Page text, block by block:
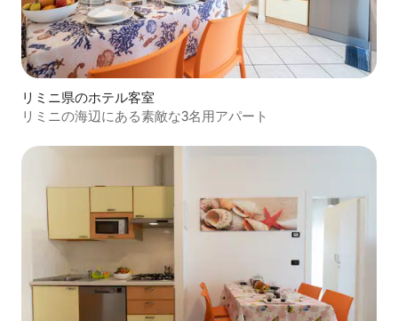
リミニ県のホテル客室
リミニの海辺にある素敵な3名用アパート